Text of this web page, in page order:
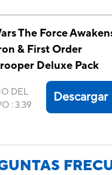
The Force
& First Order
Deluxe Pack
DEL
:3.39
Descargar